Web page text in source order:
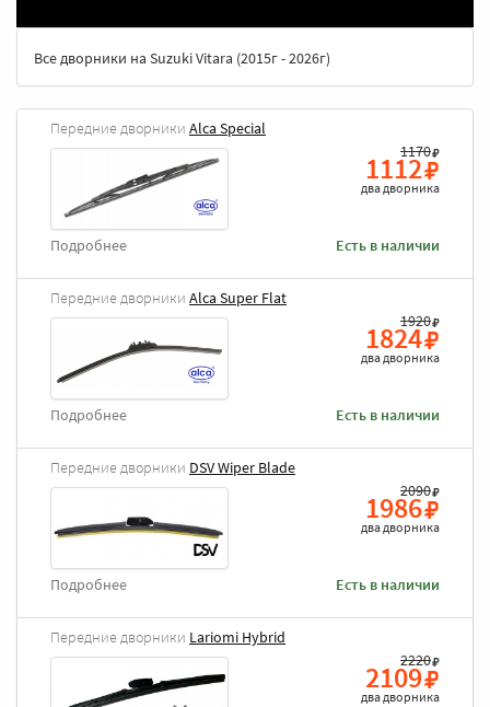
Все дворники на Suzuki Vitara (2015г - 2026г)
Передние дворники Alca Special
1170
1112
два дворника
Есть в наличии
Подробнее
Передние дворники Alca Super Flat
1920
1824
два дворника
Есть в наличии
Подробнее
Передние дворники DSV Wiper Blade
2090
1986
два дворника
Есть в наличии
Подробнее
Передние дворники Lariomi Hybrid
2220
2109
два дворника